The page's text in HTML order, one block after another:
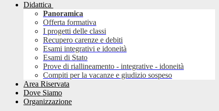
Didattica
Panoramica
Offerta formativa
I progetti delle classi
Recupero carenze e debiti
Esami integrativi e idoneità
Esami di Stato
Prove di riallineamento - integrative - idoneità
Compiti per la vacanze e giudizio sospeso
Area Riservata
Dove Siamo
Organizzazione